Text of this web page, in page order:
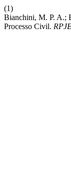
(1)
Bianchini, M. P. A.;
Processo Civil.